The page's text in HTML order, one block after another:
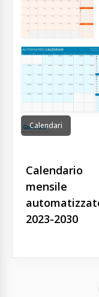
Calendari
Calendario
mensile
2023-2030